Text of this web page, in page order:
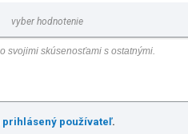
vyber hodnotenie
prihlásený používateľ.